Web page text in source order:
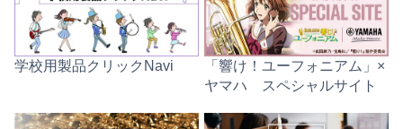
学校用製品クリックNavi
「響け！ユーフォニアム」×
ヤマハ スペシャルサイト